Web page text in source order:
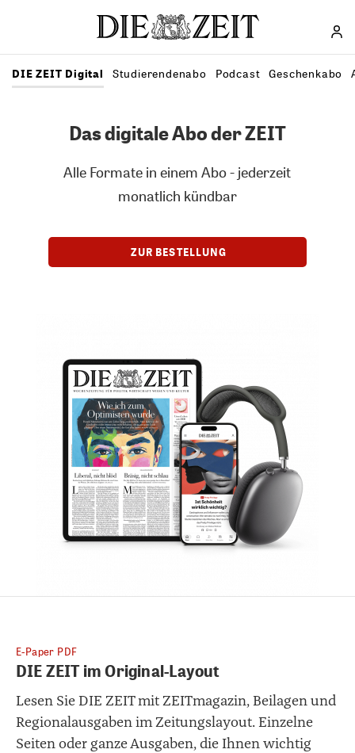
DIE ZEIT Digital Studierendenabo Podcast Geschenkabo
Das digitale Abo der ZEIT
Alle Formate in einem Abo - jederzeit
monatlich kündbar
ZUR BESTELLUNG
E-Paper PDF
DIE ZEIT im Original-Layout
Lesen Sie DIE ZEIT mit ZEITmagazin, Beilagen und
Regionalausgaben im Zeitungslayout. Einzelne
Seiten oder ganze Ausgaben, die Ihnen wichtig